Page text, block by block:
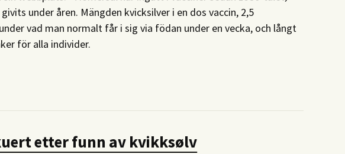
under åren. Mängden kvicksilver i en dos vaccin, 2,5
vad man normalt får i sig via födan under en vecka, och långt
för alla individer.
etter funn av kvikksølv